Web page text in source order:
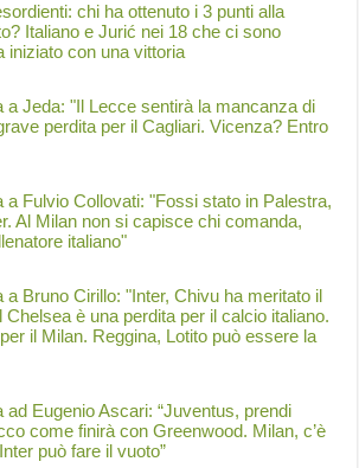
chi ha ottenuto i 3 punti alla
Italiano e Jurić nei 18 che ci sono
iniziato con una vittoria
a Jeda: "Il Lecce sentirà la mancanza di
perdita per il Cagliari. Vicenza? Entro
a Fulvio Collovati: "Fossi stato in Palestra,
Al Milan non si capisce chi comanda,
italiano"
Bruno Cirillo: "Inter, Chivu ha meritato il
Chelsea è una perdita per il calcio italiano.
il Milan. Reggina, Lotito può essere la
Eugenio Ascari: “Juventus, prendi
come finirà con Greenwood. Milan, c’è
può fare il vuoto”